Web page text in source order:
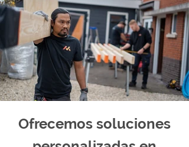
Ofrecemos soluciones